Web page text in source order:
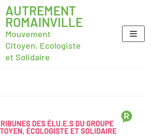
AUTREMENT
ROMAINVILLE
Mouvement
Citoyen, Ecologiste
et Solidaire